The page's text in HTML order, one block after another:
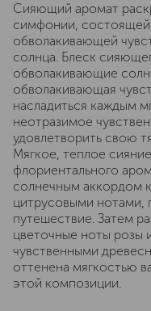
Сияющий аромат
симфонии, состоящей
обволакивающей
солнца. Блеск
обволакивающие
обволакивающая
насладиться каждым
неотразимое
удовлетворить свою
Мягкое, теплое
флориентального
солнечным аккордом
цитрусовыми нотами,
путешествие. Затем
цветочные ноты розы
чувственными
оттенена мягкостью
этой композиции.